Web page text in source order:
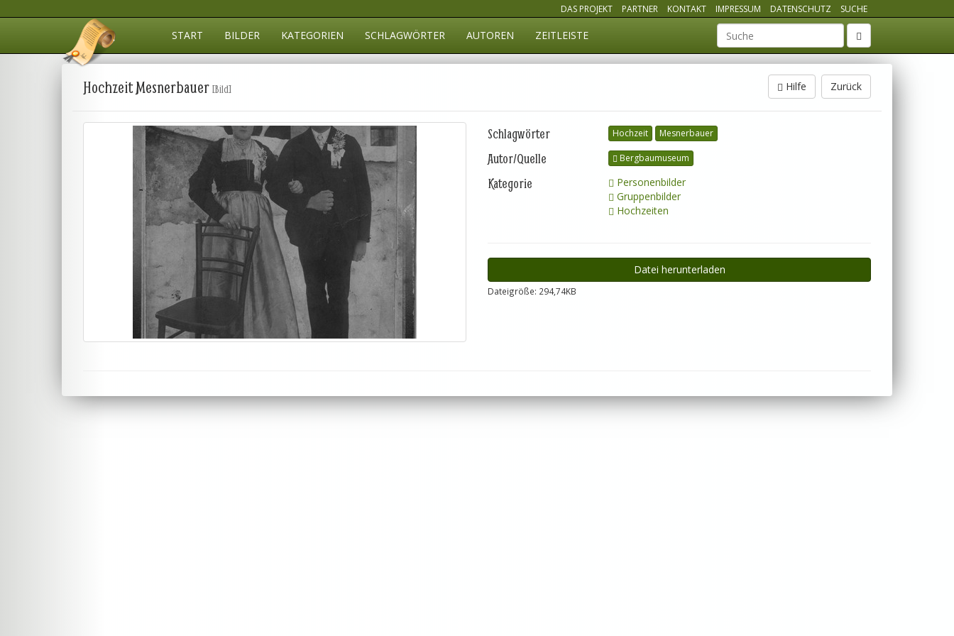
DAS PROJEKT PARTNER KONTAKT IMPRESSUM DATENSCHUTZ SUCHE
START BILDER KATEGORIEN SCHLAGWÖRTER AUTOREN ZEITLEISTE Suchbegriff
Zurück
Hilfe
Hochzeit Mesnerbauer [Bild]
Schlagwörter Hochzeit Mesnerbauer
Autor/Quelle Bergbaumuseum
Kategorie
Personenbilder
Gruppenbilder
Hochzeiten
Datei herunterladen
Dateigröße: 294,74KB